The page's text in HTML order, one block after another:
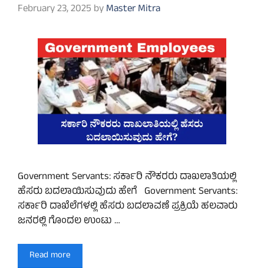
February 23, 2025 byMaster Mitra
Government Servants: ಸರ್ಕಾರಿ ನೌಕರರು ದಾಖಲಾತಿಯಲ್ಲಿ
ಹೆಸರು ಬದಲಾಯಿಸುವುದು ಹೇಗೆ Government Servants:
ಸರ್ಕಾರಿ ದಾಖೆಲೆಗಳಲ್ಲಿ ಹೆಸರು ಬದಲಾವಣೆ ಪ್ರಕ್ರಿಯೆ ಹಲವಾರು
ಜನರಲ್ಲಿ ಗೊಂದಲ ಉಂಟು …
Read more